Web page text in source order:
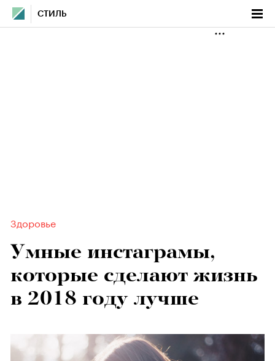
СТИЛЬ
Здоровье
Умные инстаграмы,
которые сделают жизнь
в 2018 году лучше